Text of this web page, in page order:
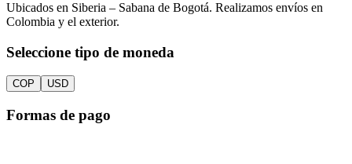
Ubicados en Siberia – Sabana de Bogotá. Realizamos envíos en
Colombia y el exterior.
Seleccione tipo de moneda
COP USD
Formas de pago